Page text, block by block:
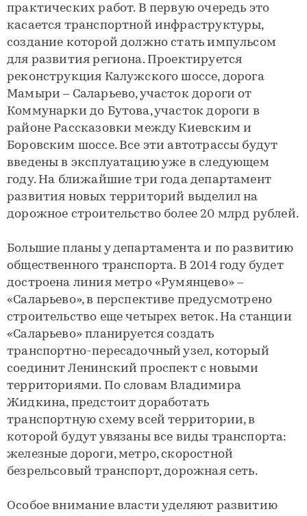
практических работ. В первую очередь это
касается транспортной инфраструктуры,
создание которой должно стать импульсом
для развития региона. Проектируется
реконструкция Калужского шоссе, дорога
Мамыри – Саларьево, участок дороги от
Коммунарки до Бутова, участок дороги в
районе Рассказовки между Киевским и
Боровским шоссе. Все эти автотрассы будут
введены в эксплуатацию уже в следующем
году. На ближайшие три года департамент
развития новых территорий выделил на
дорожное строительство более 20 млрд рублей.
Большие планы у департамента и по развитию
общественного транспорта. В 2014 году будет
достроена линия метро «Румянцево» –
«Саларьево», в перспективе предусмотрено
строительство еще четырех веток. На станции
«Саларьево» планируется создать
транспортно-пересадочный узел, который
соединит Ленинский проспект с новыми
территориями. По словам Владимира
Жидкина, предстоит доработать
транспортную схему всей территории, в
которой будут увязаны все виды транспорта:
железные дороги, метро, скоростной
безрельсовый транспорт, дорожная сеть.
Особое внимание власти уделяют развитию